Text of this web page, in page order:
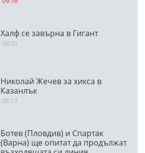
Халф се завърна в Гигант
08:20
Николай Жечев за хикса в
Казанлък
08:13
Ботев (Пловдив) и Спартак
(Варна) ще опитат да продължат